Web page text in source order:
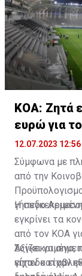
ΚΟΑ: Ζητά
ευρώ για
12.07.2023 12:56
Σύμφωνα με
από την
γήπεδο
Η
εγκρίνει τα
από τον ΚΟΑ
Συγκεκριμένα,
γήπεδο είχαν
Αξίζει να
είχαν